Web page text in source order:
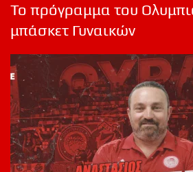
Το πρόγραμμα του
μπάσκετ Γυναικών